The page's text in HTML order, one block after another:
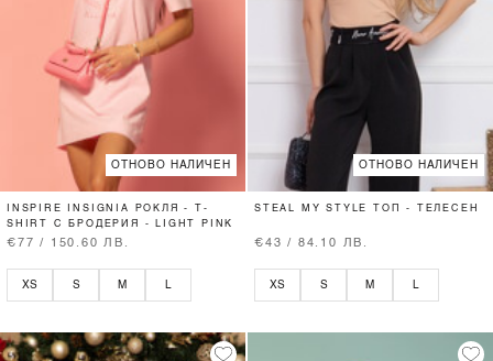
ОТНОВО НАЛИЧЕН
INSPIRE INSIGNIA РОКЛЯ - T-
SHIRT С БРОДЕРИЯ - LIGHT PINK
€77 / 150.60 ЛВ.
XS S M
ОТНОВО НАЛИЧЕН
STEAL MY STYLE ТОП - ТЕЛЕСЕН
€43 / 84.10 ЛВ.
XS S M